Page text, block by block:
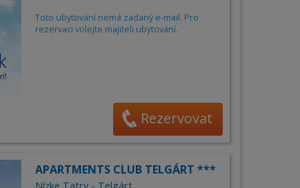
Toto ubytování nemá zadaný e-mail. Pro
rezervaci volejte majiteli ubytování.
Rezervovat
APARTMENTS CLUB TELGÁRT ***